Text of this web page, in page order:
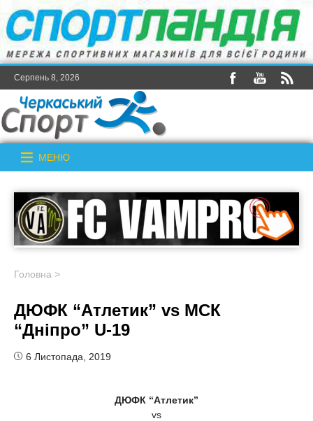
Серпень 8, 2026
МЕНЮ
Головна >
ДЮФК “Атлетик” vs МСК
“Дніпро” U-19
6 Листопада, 2019
ДЮФК “Атлетик”
vs